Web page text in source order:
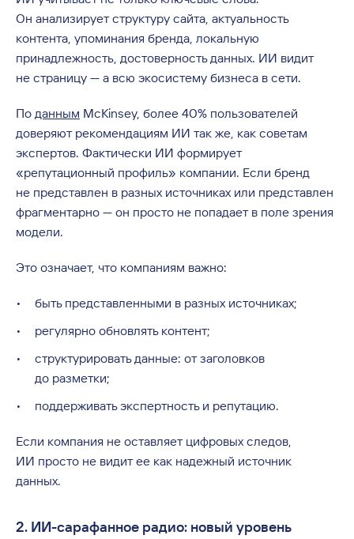
Он анализирует структуру сайта, актуальность
контента, упоминания бренда, локальную
принадлежность, достоверность данных. ИИ видит
не страницу — а всю экосистему бизнеса в сети.
По данным McKinsey, более 40% пользователей
доверяют рекомендациям ИИ так же, как советам
экспертов. Фактически ИИ формирует
«репутационный профиль» компании. Если бренд
не представлен в разных источниках или представлен
фрагментарно — он просто не попадает в поле зрения
модели.
Это означает, что компаниям важно:
быть представленными в разных источниках;
регулярно обновлять контент;
структурировать данные: от заголовков
до разметки;
поддерживать экспертность и репутацию.
Если компания не оставляет цифровых следов,
ИИ просто не видит ее как надежный источник
данных.
2. ИИ-сарафанное радио: новый уровень